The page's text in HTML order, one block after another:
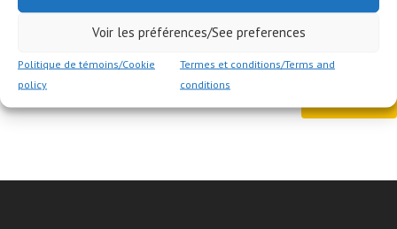
Voir les préférences/See preferences
Politique de témoins/Cookie
policy
Termes et conditions/Terms and
conditions
FAITES-NOUS PARVENIR VOTRE PLAN ou autre Document / Devis /
Photo : (formats : pdf|txt|do|docx|jpg)